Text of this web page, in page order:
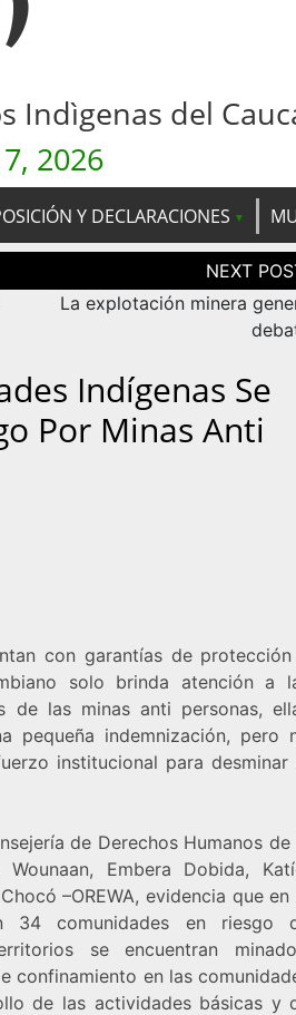
Indìgenas del
2026
Y DECLARACIONES
La explotación minera
Indígenas Se
Por Minas Anti
con garantías de
solo brinda atención a
de las minas anti personas,
pequeña indemnización, pero
institucional para desminar
de Derechos Humanos de
Embera Dobida,
–OREWA, evidencia que en
34 comunidades en riesgo
se encuentran
confinamiento en las
de las actividades básicas y